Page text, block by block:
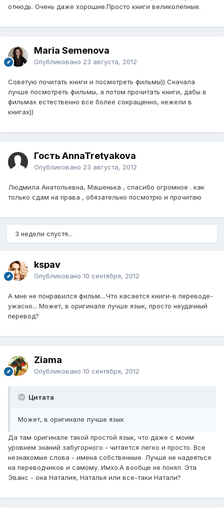
отнюдь. Очень даже хорошие.Просто книги великолепные.
Maria Semenova
Опубликовано 23 августа, 2012
Советую почитать книги и посмотреть фильмы)) Сначала
лучше посмотреть фильмы, а потом прочитать книги, дабы в
фильмах естественно все более сокращенно, нежели в
книгах))
Гость AnnaTretyakova
Опубликовано 23 августа, 2012
Людмила Анатольевна, Машенька , спасибо огромное . как
только сдам на права , обязательно посмотрю и прочитаю
3 недели спустя...
kspav
Опубликовано 10 сентября, 2012
А мне не понравился фильм....Что касается книги-в переводе-
ужасно... Может, в оригинале лучше язык, просто неудачный
перевод?
Ziama
Опубликовано 10 сентября, 2012
Цитата
Может, в оригинале лучше язык
Да там оригинале такой простой язык, что даже с моим
уровнем знаний забугорного - читается легко и просто. Все
незнакомые слова - имена собственные. Лучше не надеяться
на переводчиков и самому. Имхо.А вообще не понял. Эта
Эванс - она Наталия, Наталья или все-таки Натали?